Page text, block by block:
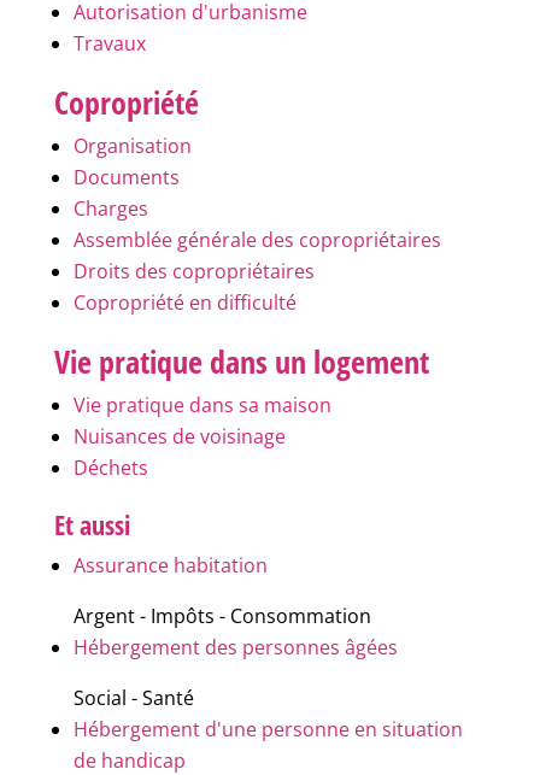
Autorisation d'urbanisme
Travaux
Copropriété
Organisation
Documents
Charges
Assemblée générale des copropriétaires
Droits des copropriétaires
Copropriété en difficulté
Vie pratique dans un logement
Vie pratique dans sa maison
Nuisances de voisinage
Déchets
Et aussi
Assurance habitation
Argent - Impôts - Consommation
Hébergement des personnes âgées
Social - Santé
Hébergement d'une personne en situation
de handicap